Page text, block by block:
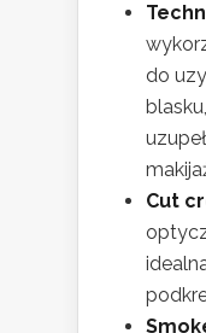
do
Cut